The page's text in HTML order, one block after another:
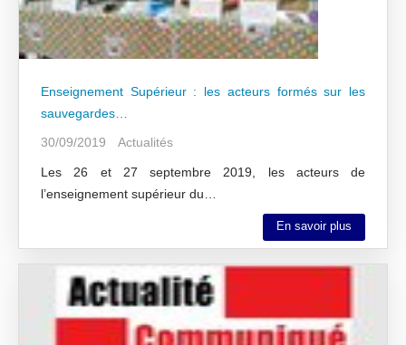
Enseignement Supérieur : les acteurs formés sur les
sauvegardes…
30/09/2019
Actualités
Les 26 et 27 septembre 2019, les acteurs de
l’enseignement supérieur du…
En savoir plus